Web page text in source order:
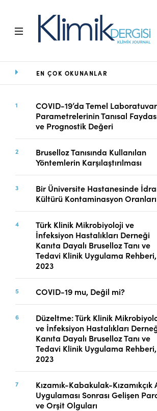
Ana Sayfa
Amaç ve Kapsam
Açık Erişim İlkesi
Yayın Kurulu
Editoryal Süreç
Danışmanlık Süreci
Yazarlara Bilgi
Online Makale
Gönderimi
Dizinler
Telif Hakları
İletişim
FACEBOOK TWITTER
EN ÇOK OKUNANLAR
COVID-19’da Temel Laboratuvar
Parametrelerinin Tanısal
ve Prognostik Değeri
Bruselloz Tanısında Kullanılan
Yöntemlerin Karşılaştırılması
Bir Üniversite Hastanesinde
Kültürü Kontaminasyon Oranları
Türk Klinik Mikrobiyoloji ve
İnfeksiyon Hastalıkları Derneği
Kanıta Dayalı Bruselloz Tanı ve
Tedavi Klinik Uygulama Rehberi,
2023
COVID-19 mu, Değil mi?
Düzeltme: Türk Klinik
ve İnfeksiyon Hastalıkları
Kanıta Dayalı Bruselloz Tanı ve
Tedavi Klinik Uygulama Rehberi,
2023
Kızamık-Kabakulak-Kızamıkçık
Uygulaması Sonrası Gelişen
ve Orşit Olguları